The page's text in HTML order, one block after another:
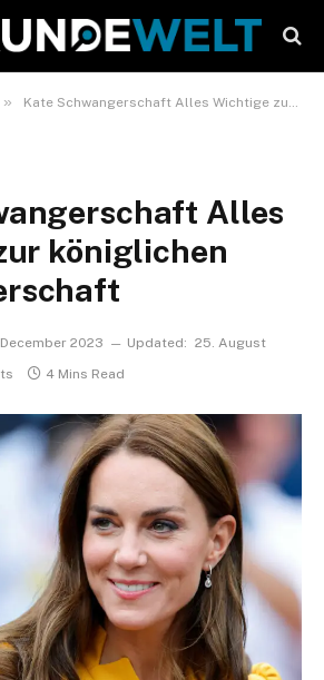
» Kate Schwangerschaft Alles Wichtige zur königlichen Schwangerschaft
Alles
königlichen
December 2023 Updated: 25. August
4 Mins Read